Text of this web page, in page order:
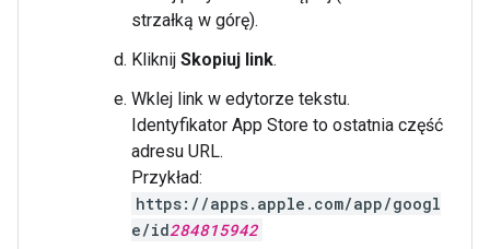
strzałką w górę).
Kliknij Skopiuj link.
Wklej link w edytorze tekstu.
Identyfikator App Store to ostatnia część
adresu URL.
Przykład:
https://apps.apple.com/app/googl
e/id284815942